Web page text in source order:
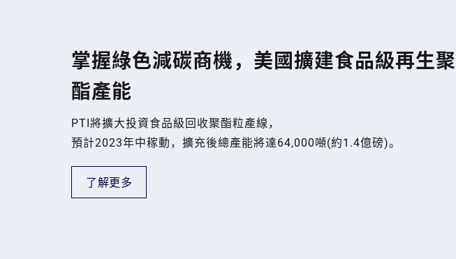
掌握綠色減碳商機，美國擴建食品級再生聚
酯產能
PTI將擴大投資食品級回收聚酯粒產線，
預計2023年中稼動，擴充後總產能將達64,000噸(約1.4億磅)。
了解更多